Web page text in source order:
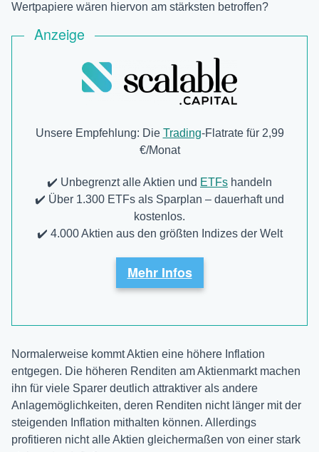
Wertpapiere wären hiervon am stärksten betroffen?
Anzeige
Unsere Empfehlung: Die Trading-Flatrate für 2,99
€/Monat
✔️ Unbegrenzt alle Aktien und ETFs handeln
✔️ Über 1.300 ETFs als Sparplan – dauerhaft und
kostenlos.
✔️ 4.000 Aktien aus den größten Indizes der Welt
Mehr Infos
Normalerweise kommt Aktien eine höhere Inflation
entgegen. Die höheren Renditen am Aktienmarkt machen
ihn für viele Sparer deutlich attraktiver als andere
Anlagemöglichkeiten, deren Renditen nicht länger mit der
steigenden Inflation mithalten können. Allerdings
profitieren nicht alle Aktien gleichermaßen von einer stark